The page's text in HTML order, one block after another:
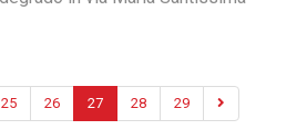
25 26 27 28 29